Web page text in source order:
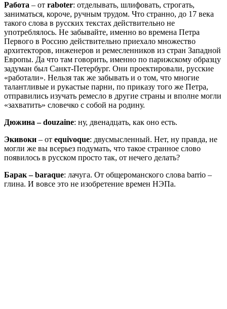
Работа – от raboter: отделывать, шлифовать, строгать,
заниматься, короче, ручным трудом. Что странно, до 17 века
такого слова в русских текстах действительно не
употреблялось. Не забывайте, именно во времена Петра
Первого в Россию действительно приехало множество
архитекторов, инженеров и ремесленников из стран Западной
Европы. Да что там говорить, именно по парижскому образцу
задуман был Санкт-Петербург. Они проектировали, русские
«работали». Нельзя так же забывать и о том, что многие
талантливые и рукастые парни, по приказу того же Петра,
отправились изучать ремесло в другие страны и вполне могли
«захватить» словечко с собой на родину.
Дюжина – douzaine: ну, двенадцать, как оно есть.
Экивоки – от equivoque: двусмысленный. Нет, ну правда, не
могли же вы всерьез подумать, что такое странное слово
появилось в русском просто так, от нечего делать?
Барак – baraque: лачуга. От общероманского слова barrio –
глина. И вовсе это не изобретение времен НЭПа.